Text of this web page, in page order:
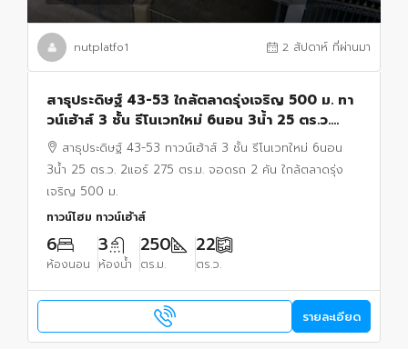
nutplatfo1 2 สัปดาห์ ที่ผ่านมา
สาธุประดิษฐ์ 43-53 ใกล้ตลาดรุ่งเจริญ 500 ม. ทา
วน์เฮ้าส์ 3 ชั้น รีโนเวทใหม่ 6นอน 3น้ำ 25 ตร.ว.
2แอร์ 275 ตร.ม. จอดรถ 2 คัน
สาธุประดิษฐ์ 43-53 ทาวน์เฮ้าส์ 3 ชั้น รีโนเวทใหม่ 6นอน
3น้ำ 25 ตร.ว. 2แอร์ 275 ตร.ม. จอดรถ 2 คัน ใกล้ตลาดรุ่ง
เจริญ 500 ม.
ทาวน์โฮม ทาวน์เฮ้าส์
6
ห้องนอน
3
ห้องน้ำ
250
ตร.ม.
22
ตร.ว.
รายละเอียด